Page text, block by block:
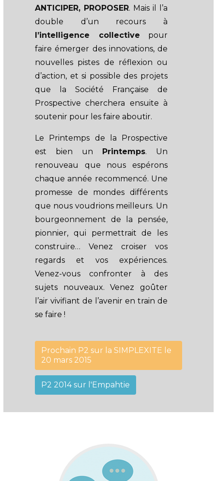
ANTICIPER, PROPOSER. Mais il l’a
double d’un recours à
l’intelligence collective pour
faire émerger des innovations, de
nouvelles pistes de réflexion ou
d’action, et si possible des projets
que la Société Française de
Prospective cherchera ensuite à
soutenir pour les faire aboutir.
Le Printemps de la Prospective
est bien un
Printemps. Un
renouveau que nous espérons
chaque année recommencé. Une
promesse de mondes différents
que nous voudrions meilleurs. Un
bourgeonnement de la pensée,
pionnier, qui permettrait de les
construire… Venez croiser vos
regards et vos expériences.
Venez-vous confronter à des
sujets nouveaux. Venez goûter
l’air vivifiant de l’avenir en train de
se faire !
Prochain P2 sur la SIMPLEXITE le
20 mars 2015
P2 2014 sur l'Empahtie